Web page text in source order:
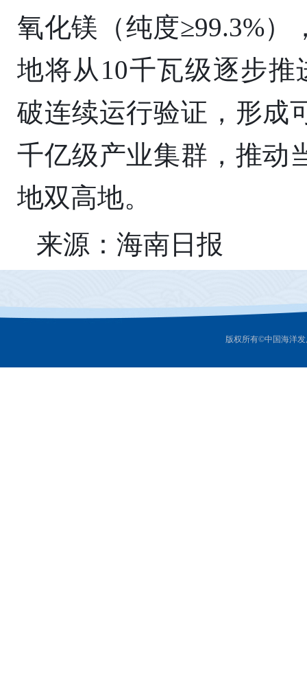
氧化镁（纯度≥99.3%
地将从10千瓦级逐步
破连续运行验证，形成
千亿级产业集群，推动
地双高地。
来源：海南日报
版权所有©中国海洋发